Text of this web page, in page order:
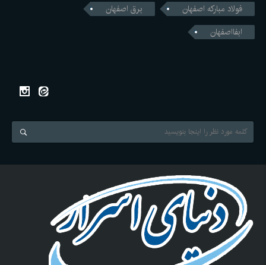
فولاد مبارکه اصفهان
برق اصفهان
ابفااصفهان